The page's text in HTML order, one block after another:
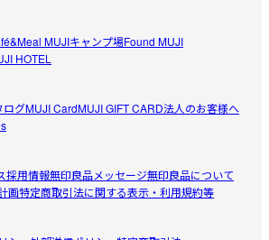
MUJIキャンプ場Found MUJI
HOTEL
ログMUJI CardMUJI GIFT CARD法人のお客様へ
採用情報無印良品メッセージ無印良品について
画特定商取引法に関する表示・利用規約等